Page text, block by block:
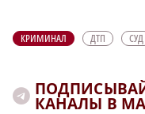
КРИМИНАЛ ДТП СУД
КАНАЛЫ В